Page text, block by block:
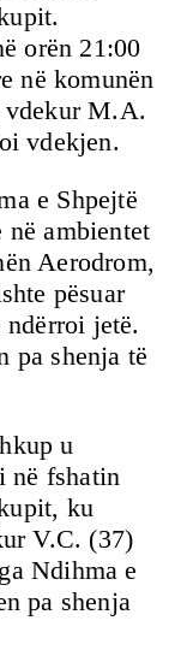
orën 21:00
në komunën
vdekur M.A.
vdekjen.
e Shpejtë
në ambientet
Aerodrom,
pësuar
ndërroi jetë.
pa shenja të
u
në fshatin
ku
V.C. (37)
Ndihma e
pa shenja